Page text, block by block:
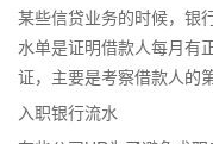
某些信贷业务的时候，银
水单是证明借款人每月有
证，主要是考察借款人的
入职银行流水